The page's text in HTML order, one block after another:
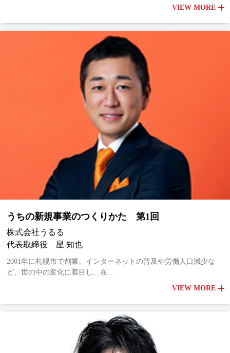
VIEW MORE
うちの新規事業のつくりかた 第1回
株式会社うるる
代表取締役 星 知也
2001年に札幌市で創業。インターネットの普及や労働人口減少な
ど、世の中の変化に着目し、在...
VIEW MORE